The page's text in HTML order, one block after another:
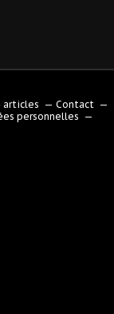
articles
Contact
personnelles